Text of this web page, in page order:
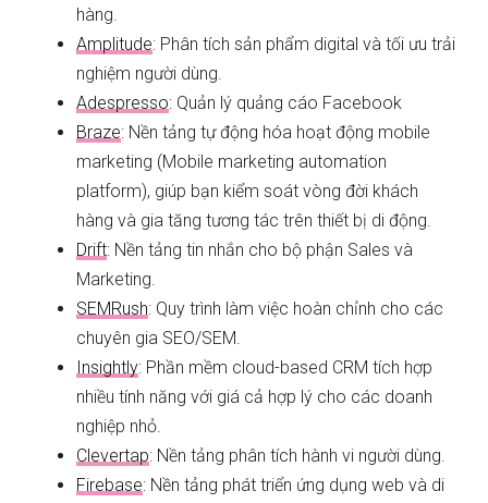
hàng.
Amplitude: Phân tích sản phẩm digital và tối ưu trải
nghiệm người dùng.
Adespresso: Quản lý quảng cáo Facebook
Braze: Nền tảng tự động hóa hoạt động mobile
marketing (Mobile marketing automation
platform), giúp bạn kiểm soát vòng đời khách
hàng và gia tăng tương tác trên thiết bị di động.
Drift: Nền tảng tin nhắn cho bộ phận Sales và
Marketing.
SEMRush: Quy trình làm việc hoàn chỉnh cho các
chuyên gia SEO/SEM.
Insightly: Phần mềm cloud-based CRM tích hợp
nhiều tính năng với giá cả hợp lý cho các doanh
nghiệp nhỏ.
Clevertap: Nền tảng phân tích hành vi người dùng.
Firebase: Nền tảng phát triển ứng dụng web và di